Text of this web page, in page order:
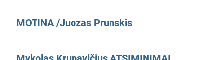
MOTINA /Juozas Prunskis